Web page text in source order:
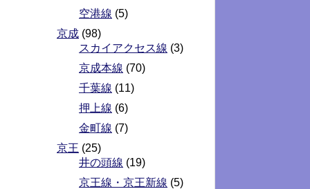
空港線 (5)
京成 (98)
スカイアクセス線 (3)
京成本線 (70)
千葉線 (11)
押上線 (6)
金町線 (7)
京王 (25)
井の頭線 (19)
京王線・京王新線 (5)